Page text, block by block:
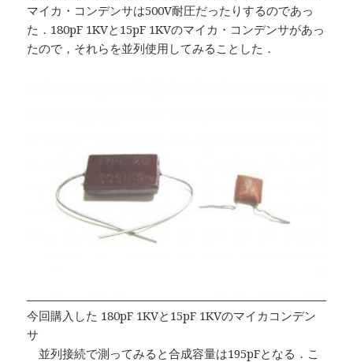
マイカ・コンデンサは500V耐圧だったりするのであっ
た．180pF 1KVと15pF 1KVのマイカ・コンデンサがあっ
たので，それらを並列使用してみることした．
今回購入した 180pF 1KVと15pF 1KVのマイカコンデン
サ
並列接続で測ってみると合成容量は195pFとなる．こ